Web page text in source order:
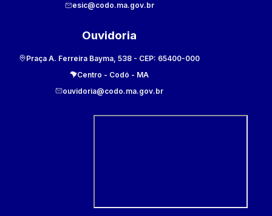
esic@codo.ma.gov.br
Ouvidoria
Praça A. Ferreira Bayma, 538 - CEP: 65400-000
Centro - Codó - MA
ouvidoria@codo.ma.gov.br